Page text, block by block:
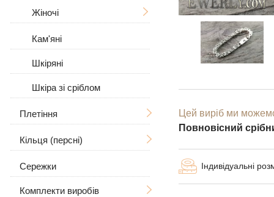
Жіночі
З камінням
Кам'яні
Шкіряні
Шкіра зі сріблом
Плетіння
Ручна в'язка
Рамзес
Бісмарк
Лиття
Кільця (персні)
Чоловічі
З черепом
Жіночі
Сережки
Комплекти виробів
Цей виріб ми
Повновісний
Індивідуальні